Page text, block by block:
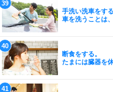
手洗い洗車をする
車を洗うことは
断食をする。
たまには臓器を